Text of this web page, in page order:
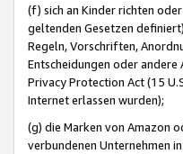
(f) sich an Kinder richten
geltenden Gesetzen
Regeln, Vorschriften,
Entscheidungen oder
Privacy Protection Act (15
Internet erlassen wurden);
(g) die Marken von Amazon
verbundenen Unternehmen